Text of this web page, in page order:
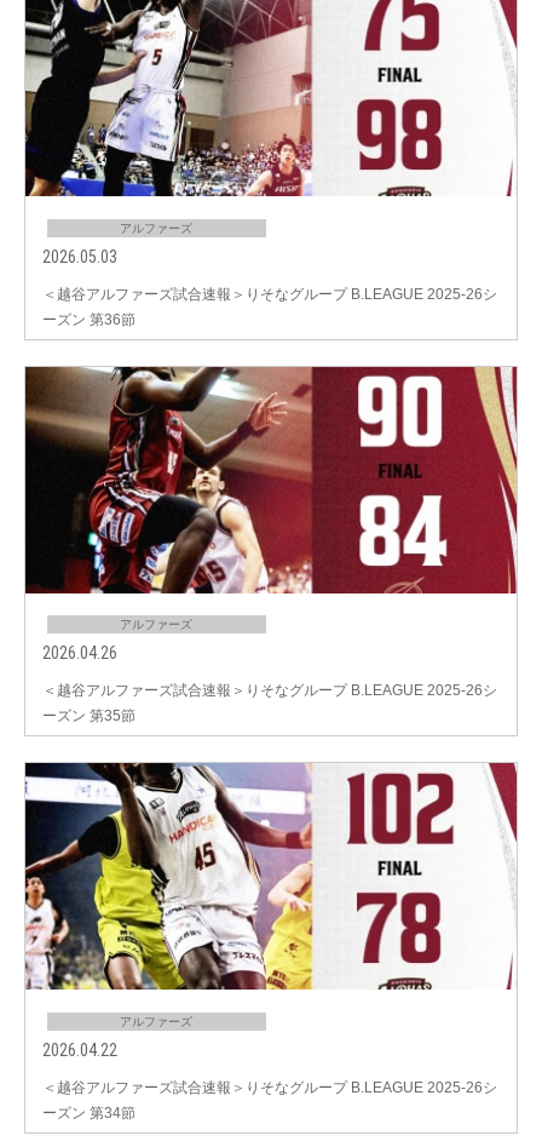
アルファーズ
2026.05.03
＜越谷アルファーズ試合速報＞りそなグループ B.LEAGUE 2025-26シ
ーズン 第36節
アルファーズ
2026.04.26
＜越谷アルファーズ試合速報＞りそなグループ B.LEAGUE 2025-26シ
ーズン 第35節
アルファーズ
2026.04.22
＜越谷アルファーズ試合速報＞りそなグループ B.LEAGUE 2025-26シ
ーズン 第34節